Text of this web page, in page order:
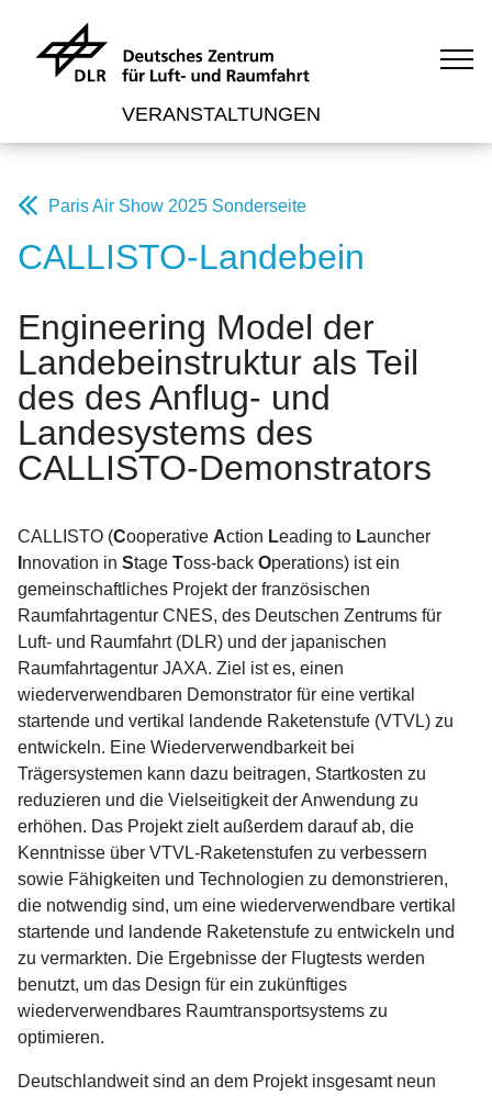
VERANSTALTUNGEN
Paris Air Show 2025 Sonderseite
CALLISTO-Landebein
Engineering Model der
Landebeinstruktur als Teil
des des Anflug- und
Landesystems des
CALLISTO-Demonstrators
CALLISTO (Cooperative Action Leading to Launcher
nnovation in Stage Toss-back Operations) ist ein
gemeinschaftliches Projekt der französischen
Raumfahrtagentur CNES, des Deutschen Zentrums für
Luft- und Raumfahrt (DLR) und der japanischen
Raumfahrtagentur JAXA. Ziel ist es, einen
wiederverwendbaren Demonstrator für eine vertikal
startende und vertikal landende Raketenstufe (VTVL) zu
entwickeln. Eine Wiederverwendbarkeit bei
Trägersystemen kann dazu beitragen, Startkosten zu
reduzieren und die Vielseitigkeit der Anwendung zu
erhöhen. Das Projekt zielt außerdem darauf ab, die
Kenntnisse über VTVL-Raketenstufen zu verbessern
sowie Fähigkeiten und Technologien zu demonstrieren,
die notwendig sind, um eine wiederverwendbare vertikal
startende und landende Raketenstufe zu entwickeln und
zu vermarkten. Die Ergebnisse der Flugtests werden
benutzt, um das Design für ein zukünftiges
wiederverwendbares Raumtransportsystems zu
optimieren.
Deutschlandweit sind an dem Projekt insgesamt neun